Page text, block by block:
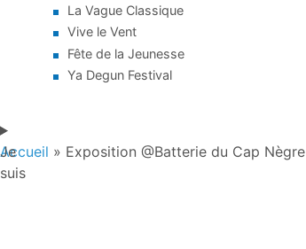
La Vague Classique
Vive le Vent
Fête de la Jeunesse
Ya Degun Festival
Je
suis
Accueil » Exposition @Batterie du Cap Nègre